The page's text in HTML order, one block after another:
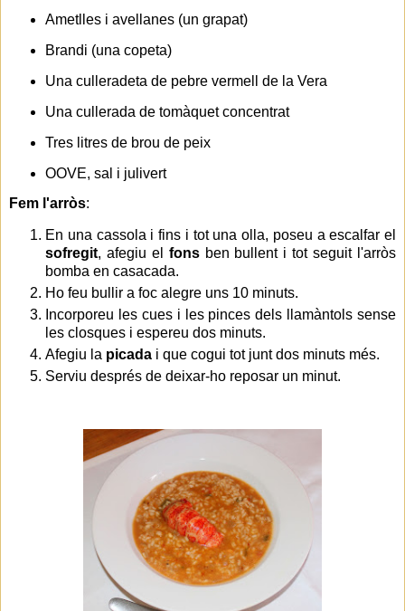
Ametlles i avellanes (un grapat)
Brandi (una copeta)
Una culleradeta de pebre vermell de la Vera
Una cullerada de tomàquet concentrat
Tres litres de brou de peix
OOVE, sal i julivert
Fem l'arròs:
En una cassola i fins i tot una olla, poseu a escalfar el
sofregit, afegiu el fonsben bullent i tot seguit l'arròs
bomba en casacada.
Ho feu bullir a foc alegre uns 10 minuts.
Incorporeu les cues i les pinces dels llamàntols sense
les closques i espereu dos minuts.
Afegiu la picada i que cogui tot junt dos minuts més.
Serviu després de deixar-ho reposar un minut.